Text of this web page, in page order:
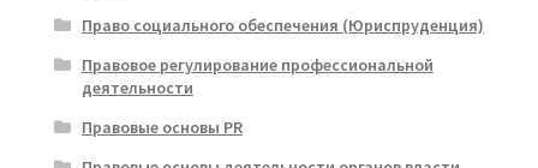
Право социального обеспечения (Юриспруденция)
Правовое регулирование профессиональной
деятельности
Правовые основы PR